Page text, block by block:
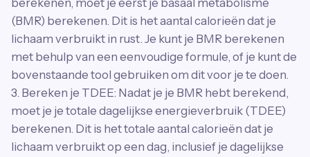
berekenen, moet je eerst je basaal metabolisme
(BMR) berekenen. Dit is het aantal calorieën dat je
lichaam verbruikt in rust. Je kunt je BMR berekenen
met behulp van een eenvoudige formule, of je kunt de
bovenstaande tool gebruiken om dit voor je te doen.
3. Bereken je TDEE: Nadat je je BMR hebt berekend,
moet je je totale dagelijkse energieverbruik (TDEE)
berekenen. Dit is het totale aantal calorieën dat je
lichaam verbruikt op een dag, inclusief je dagelijkse